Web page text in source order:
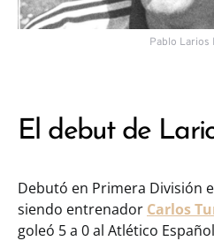
Pablo Larios
El debut de
Debutó en Primera División
siendo entrenador Carlos
goleó 5 a 0 al Atlético